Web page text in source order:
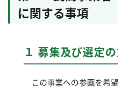
に関する事項
１ 募集及び選定
この事業への参画を希